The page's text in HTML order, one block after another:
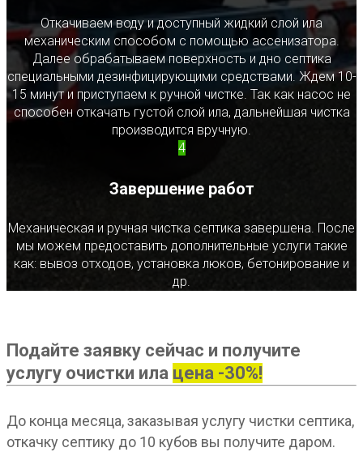
Откачиваем воду и доступный жидкий слой ила
механическим способом с помощью ассенизатора.
Далее обрабатываем поверхность и дно септика
специальными дезинфицирующими средствами. Ждем 10-
15 минут и приступаем к ручной чистке. Так как насос не
способен откачать густой слой ила, дальнейшая чистка
производится вручную.
4
Завершение работ
Механическая и ручная чистка септика завершена. После
мы можем предоставить дополнительные услуги такие
как: вывоз отходов, установка люков, бетонирование и
др.
Подайте заявку сейчас и получите
услугу очистки ила цена -30%!
До конца месяца, заказывая услугу чистки септика,
откачку септику до 10 кубов вы получите даром.